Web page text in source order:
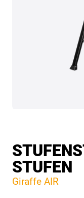
STUFEN
Giraffe AIR